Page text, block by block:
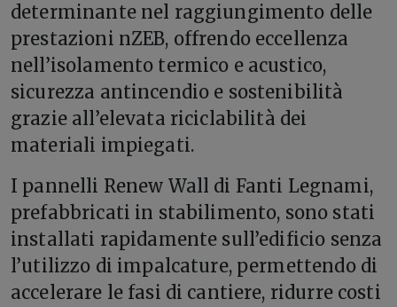
determinante nel raggiungimento delle
prestazioni nZEB, offrendo eccellenza
nell’isolamento termico e acustico,
sicurezza antincendio e sostenibilità
grazie all’elevata riciclabilità dei
materiali impiegati.
I pannelli Renew Wall di Fanti Legnami,
prefabbricati in stabilimento, sono stati
installati rapidamente sull’edificio senza
l’utilizzo di impalcature, permettendo di
accelerare le fasi di cantiere, ridurre costi